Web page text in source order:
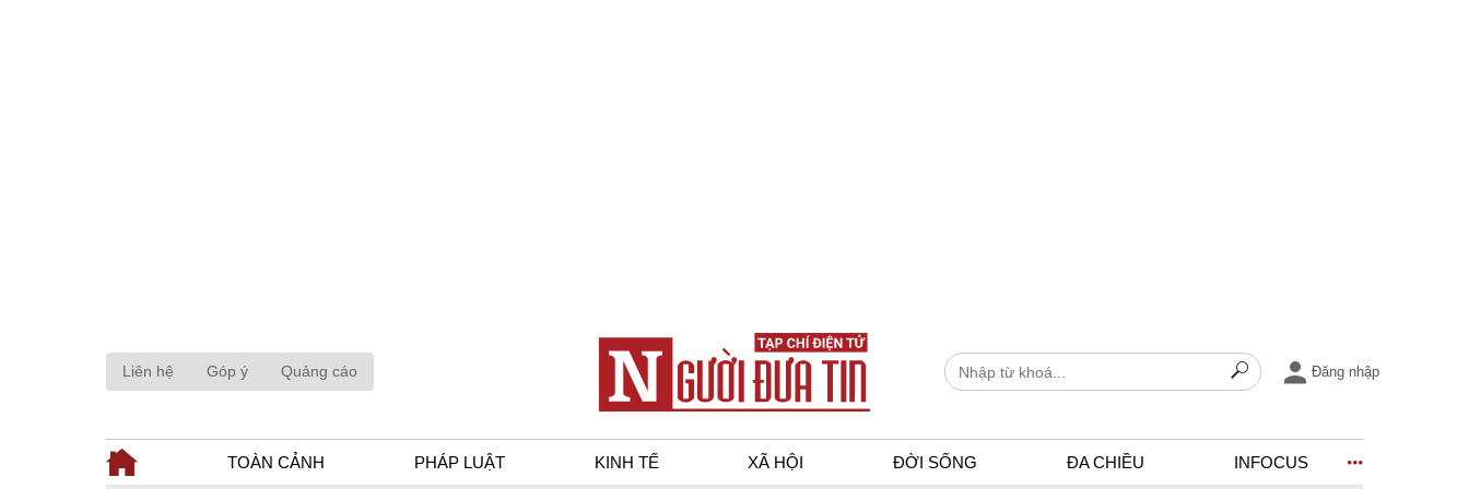
Liên hệ Góp ý Quảng cáo Đăng nhập
TOÀN CẢNH PHÁP LUẬT KINH TẾ XÃ HỘI ĐỜI SỐNG ĐA CHIỀU INFOCUS